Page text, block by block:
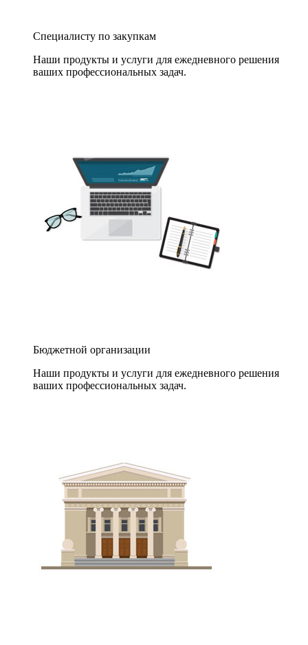
Специалисту по закупкам
Наши продукты и услуги для ежедневного решения
ваших профессиональных задач.
Бюджетной организации
Наши продукты и услуги для ежедневного решения
ваших профессиональных задач.